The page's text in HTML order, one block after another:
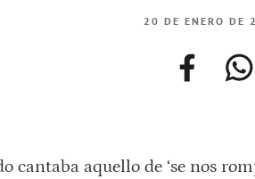
20 DE ENERO
facebook
web
cantaba aquello de ‘se nos